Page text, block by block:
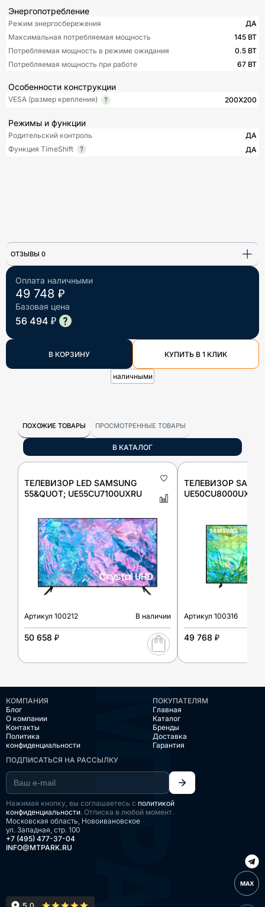
Оплата наличными
49 748 ₽
Базовая цена
56 494 ₽
В КОРЗИНУ КУПИТЬ В 1 КЛИК
наличными
Энергопотребление
Режим энергосбережения
ДА
Максимальная потребляемая мощность
145 ВТ
Потребляемая мощность в режиме ожидания
0.5 ВТ
Потребляемая мощность при работе
67 ВТ
Особенности конструкции
VESA (размер крепления) 200X200
Режимы и функции
Родительский контроль
ДА
Функция TimeShift
ДА
ОТЗЫВЫ 0
ПОХОЖИЕ ТОВАРЫ ПРОСМОТРЕННЫЕ ТОВАРЫ
В КАТАЛОГ
ТЕЛЕВИЗОР LED SAMSUNG
55&QUOT; UE55CU7100UXRU
Артикул 100212 В наличии
50 658 ₽
ТЕЛЕВИЗОР
UE50CU8000UXRU
Артикул 100316
49 768 ₽
КОМПАНИЯ
Блог
О компании
Контакты
Политика
конфиденциальности
ПОКУПАТЕЛЯМ
Главная
Каталог
Бренды
Доставка
Гарантия
ПОДПИСАТЬСЯ НА РАССЫЛКУ
Нажимая кнопку, вы соглашаетесь с политикой
конфиденциальности. Отписка в любой момент.
Московская область, Новоивановское
ул. Западная, стр. 100
+7 (495) 477-37-04
INFO@MTPARK.RU
MAX